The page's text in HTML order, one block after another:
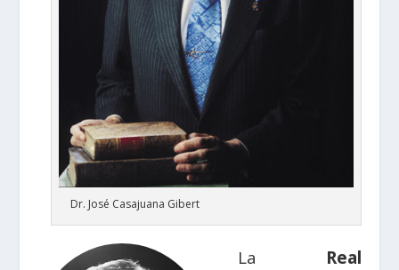
Dr. José Casajuana Gibert
La Real